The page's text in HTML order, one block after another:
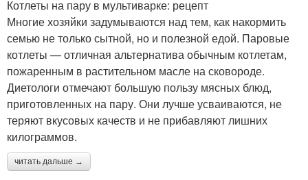
Котлеты на пару в мультиварке: рецепт
Многие хозяйки задумываются над тем, как накормить
семью не только сытной, но и полезной едой. Паровые
котлеты — отличная альтернатива обычным котлетам,
пожаренным в растительном масле на сковороде.
Диетологи отмечают большую пользу мясных блюд,
приготовленных на пару. Они лучше усваиваются, не
теряют вкусовых качеств и не прибавляют лишних
килограммов.
читать дальше →